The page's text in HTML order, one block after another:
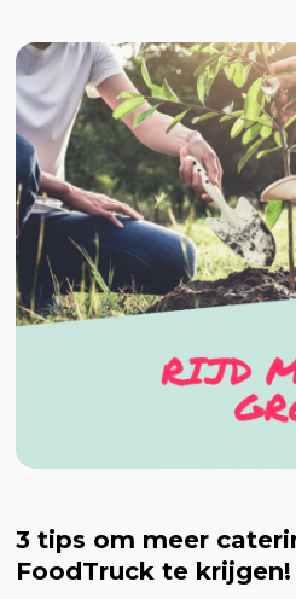
3 tips om meer
FoodTruck te krijgen!